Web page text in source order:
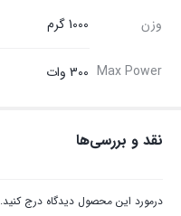
وزن 1000 گرم
Max Power 300 وات
نقد و بررسی‌ها
درمورد این محصول دیدگاه درج کنید.